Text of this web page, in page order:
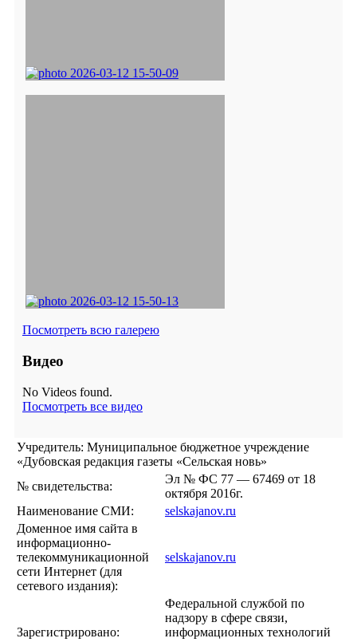
Посмотреть всю галерею
Видео
No Videos found.
Посмотреть все видео
Учредитель: Муниципальное бюджетное учреждение
«Дубовская редакция газеты «Сельская новь»
№ свидетельства:
Эл № ФС 77 — 67469 от 18
октября 2016г.
Наименование СМИ:
selskajanov.ru
Доменное имя сайта в
информационно-
телекоммуникационной
сети Интернет (для
сетевого издания):
selskajanov.ru
Зарегистрировано:
Федеральной службой по
надзору в сфере связи,
информационных технологий